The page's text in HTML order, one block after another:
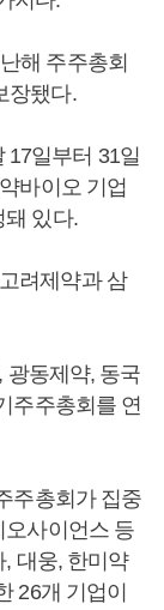
해 주주총회
장됐다.
일부터 31일
바이오 기업
돼 있다.
려제약과 삼
광동제약, 동국
주주총회를 연
주총회가 집중
오사이언스 등
대웅, 한미약
26개 기업이